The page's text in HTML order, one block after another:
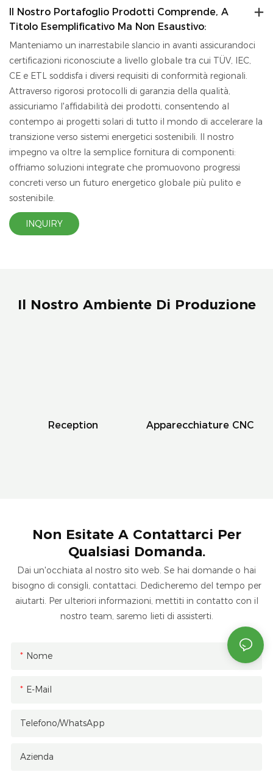
Il Nostro Portafoglio Prodotti Comprende, A
Titolo Esemplificativo Ma Non Esaustivo:
Manteniamo un inarrestabile slancio in avanti assicurandoci
certificazioni riconosciute a livello globale tra cui TÜV, IEC,
CE e ETL soddisfa i diversi requisiti di conformità regionali.
Attraverso rigorosi protocolli di garanzia della qualità,
assicuriamo l'affidabilità dei prodotti, consentendo al
contempo ai progetti solari di tutto il mondo di accelerare la
transizione verso sistemi energetici sostenibili. Il nostro
impegno va oltre la semplice fornitura di componenti:
offriamo soluzioni integrate che promuovono progressi
concreti verso un futuro energetico globale più pulito e
sostenibile.
INQUIRY
Il Nostro Ambiente Di Produzione
Reception Apparecchiature CNC
Non Esitate A Contattarci Per
Qualsiasi Domanda.
Dai un'occhiata al nostro sito web. Se hai domande o hai
bisogno di consigli, contattaci. Dedicheremo del tempo per
aiutarti. Per ulteriori informazioni, mettiti in contatto con il
nostro team, saremo lieti di assisterti.
Nome
E-Mail
Telefono/WhatsApp
Azienda